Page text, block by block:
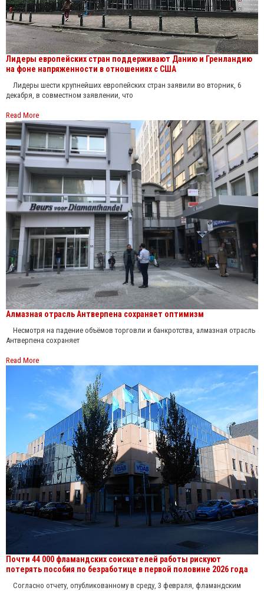
Лидеры европейских стран поддерживают Данию и Гренландию
на фоне напряженности в отношениях с США
Лидеры шести крупнейших европейских стран заявили во вторник, 6
декабря, в совместном заявлении, что
Read More
Алмазная отрасль Антверпена сохраняет оптимизм
Несмотря на падение объёмов торговли и банкротства, алмазная отрасль
Антверпена сохраняет
Read More
Почти 44 000 фламандских соискателей работы рискуют
потерять пособия по безработице в первой половине 2026 года
Согласно отчету, опубликованному в среду, 3 февраля, фламандским